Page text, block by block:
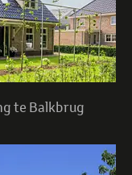
te Balkbrug